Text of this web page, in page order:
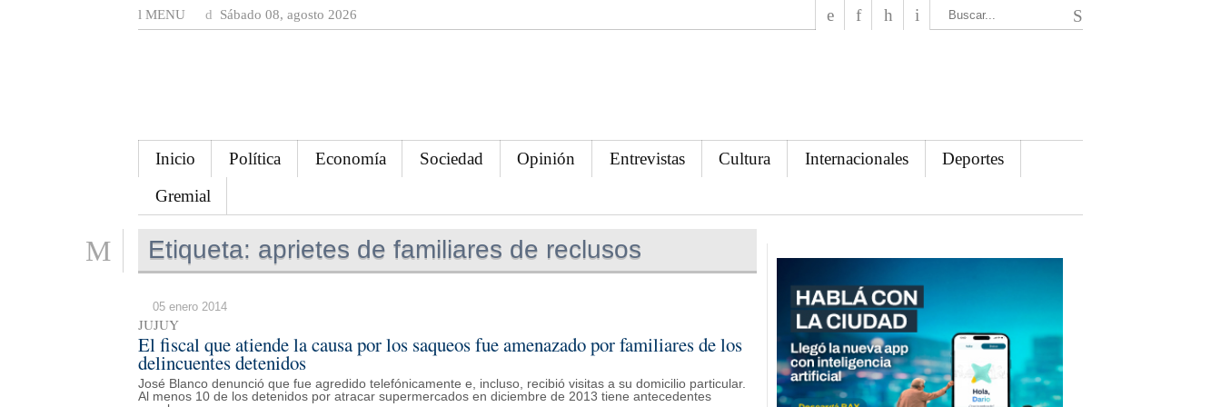
MENU Sábado 08, agosto 2026
Inicio Política Economía Sociedad Opinión Entrevistas Cultura Internacionales
Deportes
Gremial
Etiqueta: aprietes de familiares de reclusos
05 enero 2014
JUJUY
El fiscal que atiende la causa por los saqueos fue amenazado por familiares de los
delincuentes detenidos
José Blanco denunció que fue agredido telefónicamente e, incluso, recibió visitas a su domicilio particular.
Al menos 10 de los detenidos por atracar supermercados en diciembre de 2013 tiene antecedentes